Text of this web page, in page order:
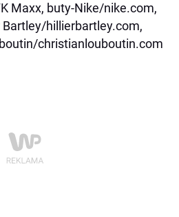
Maxx, buty-Nike/nike.com,
hillierbartley.com,
christianlouboutin.com